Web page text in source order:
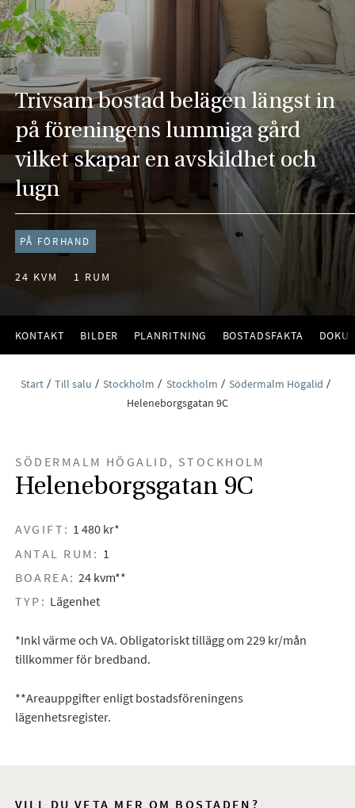
Trivsam bostad belägen längst in
på föreningens lummiga gård
vilket skapar en avskildhet och
lugn
PÅ FÖRHAND
24 KVM 1 RUM
KONTAKT BILDER PLANRITNING BOSTADSFAKTA
Start Till salu Stockholm Stockholm
Södermalm Högalid
Heleneborgsgatan 9C
SÖDERMALM HÖGALID, STOCKHOLM
Heleneborgsgatan 9C
AVGIFT: 1 480 kr*
ANTAL RUM: 1
BOAREA: 24 kvm**
TYP: Lägenhet
*Inkl värme och VA. Obligatoriskt tillägg om 229 kr/mån
tillkommer för bredband.
**Areauppgifter enligt bostadsföreningens
lägenhetsregister.
VILL DU VETA MER OM BOSTADEN?